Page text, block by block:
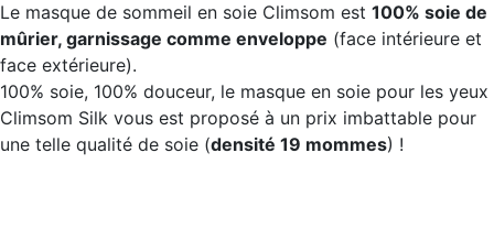
Le masque de sommeil en soie Climsom est 100% soie de
mûrier, garnissage comme enveloppe (face intérieure et
face extérieure).
100% soie, 100% douceur, le masque en soie pour les yeux
Climsom Silk vous est proposé à un prix imbattable pour
une telle qualité de soie (densité 19 mommes) !